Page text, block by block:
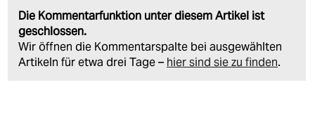
Die Kommentarfunktion unter diesem Artikel ist
geschlossen.
Wir öffnen die Kommentarspalte bei ausgewählten
Artikeln für etwa drei Tage – hier sind sie zu finden.